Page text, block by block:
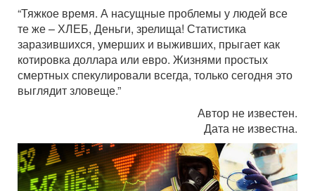
“Тяжкое время. А насущные проблемы у людей все
те же – ХЛЕБ, Деньги, зрелища! Статистика
заразившихся, умерших и выживших, прыгает как
котировка доллара или евро. Жизнями простых
смертных спекулировали всегда, только сегодня это
выглядит зловеще.”
Автор не известен.
Дата не известна.